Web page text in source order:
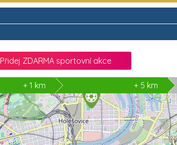
Přidej ZDARMA sportovní akce
+ 1 km + 5 km